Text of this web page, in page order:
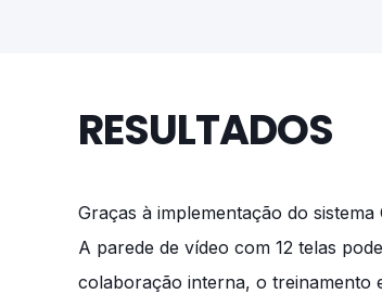
RESULTADOS
Graças à implementação do
A parede de vídeo com 12 telas
colaboração interna, o treinamento